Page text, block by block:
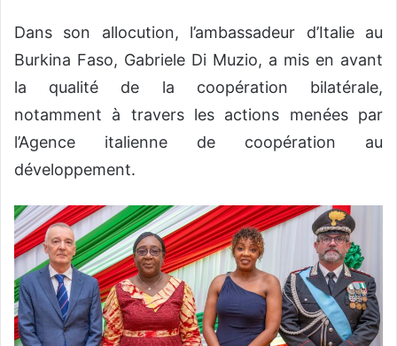
Dans son allocution, l’ambassadeur d’Italie au
Burkina Faso, Gabriele Di Muzio, a mis en avant
la qualité de la coopération bilatérale,
notamment à travers les actions menées par
l’Agence italienne de coopération au
développement.